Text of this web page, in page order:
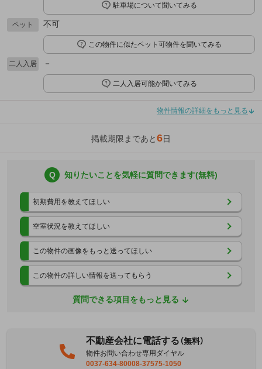
駐車場について聞いてみる
ペット 不可
この物件に似たペット可物件を聞いてみる
二人入居 －
二人入居可能か聞いてみる
物件情報の詳細をもっと見る
掲載期限まであと6日
Q 知りたいことを気軽に質問できます(無料)
初期費用を教えてほしい
空室状況を教えてほしい
この物件の画像をもっと送ってほしい
この物件の詳しい情報を送ってもらう
質問できる項目をもっと見る
不動産会社に電話する（無料）
物件お問い合わせ専用ダイヤル
0037-634-80008-37575-1050